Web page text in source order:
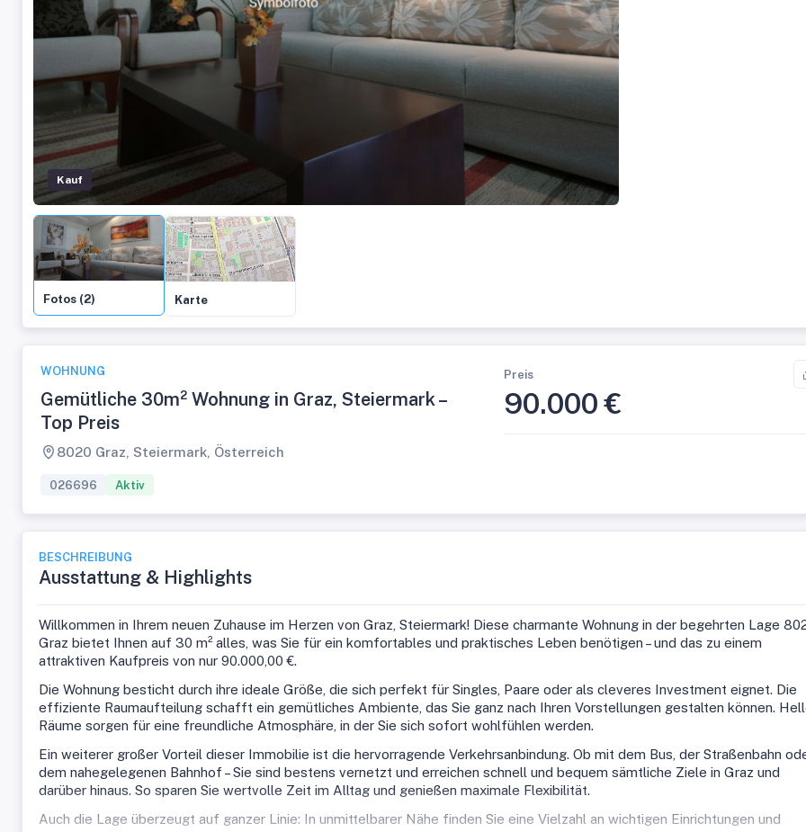
Kauf
Fotos (2) Karte
WOHNUNG
Gemütliche 30m² Wohnung in Graz, Steiermark –
Top Preis
8020 Graz, Steiermark, Österreich
Preis
90.000 €
026696 Aktiv
BESCHREIBUNG
Ausstattung & Highlights
Willkommen in Ihrem neuen Zuhause im Herzen von Graz, Steiermark! Diese charmante Wohnung in der begehrten Lage
Graz bietet Ihnen auf 30 m² alles, was Sie für ein komfortables und praktisches Leben benötigen – und das zu einem
attraktiven Kaufpreis von nur 90.000,00 €.
Die Wohnung besticht durch ihre ideale Größe, die sich perfekt für Singles, Paare oder als cleveres Investment eignet. Die
effiziente Raumaufteilung schafft ein gemütliches Ambiente, das Sie ganz nach Ihren Vorstellungen gestalten können.
Räume sorgen für eine freundliche Atmosphäre, in der Sie sich sofort wohlfühlen werden.
Ein weiterer großer Vorteil dieser Immobilie ist die hervorragende Verkehrsanbindung. Ob mit dem Bus, der Straßenbahn
dem nahegelegenen Bahnhof – Sie sind bestens vernetzt und erreichen schnell und bequem sämtliche Ziele in Graz und
darüber hinaus. So sparen Sie wertvolle Zeit im Alltag und genießen maximale Flexibilität.
Auch die Lage überzeugt auf ganzer Linie: In unmittelbarer Nähe finden Sie eine Vielzahl an wichtigen Einrichtungen und